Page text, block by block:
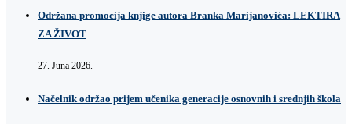
Održana promocija knjige autora Branka Marijanovića: LEKTIRA
ZA ŽIVOT
27. Juna 2026.
Načelnik održao prijem učenika generacije osnovnih i srednjih škola